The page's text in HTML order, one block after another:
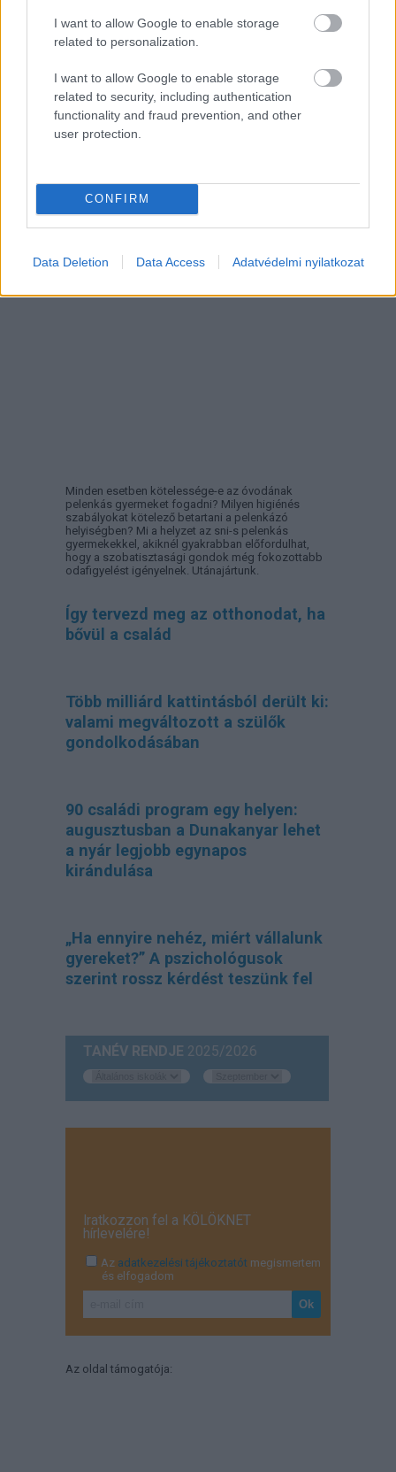
I want to allow Google to enable storage
related to personalization.
I want to allow Google to enable storage
related to security, including authentication
functionality and fraud prevention, and other
user protection.
CONFIRM
Data Deletion Data Access Adatvédelmi nyilatkozat
A szülők sokfélék, de abban legtöbben
egyetértenek: nem szeretnék, ha a tanár kiabálna
pedagógusnak egyszerre több, mint húsz
gyermeket kell fegyelmeznie, segítség és korszerű
módszertani eszköztár nélkül könnyen
eszköztelennek érezheti magát, ennek pedig
gyakran a kiabálás a következménye.
Erre (is) kínál megoldást a
Szignum Iskolavezetésével.
óvodának biztosítania kell a
Minden esetben kötelessége-e az óvodának
pelenkás gyermeket fogadni? Milyen higiénés
szabályokat kötelező betartani a pelenkázó
helyiségben? Mi a helyzet az sni-s pelenkás
gyermekekkel, akiknél gyakrabban előfordulhat,
hogy a szobatisztasági gondok még fokozottabb
odafigyelést igényelnek. Utánajártunk.
Így tervezd meg az otthonodat, ha
bővül a család
Több milliárd kattintásból derült ki:
valami megváltozott a szülők
gondolkodásában
90 családi program egy helyen:
augusztusban a Dunakanyar lehet
a nyár legjobb egynapos
kirándulása
„Ha ennyire nehéz, miért vállalunk
gyereket?” A pszichológusok
szerint rossz kérdést teszünk fel
TANÉV RENDJE 2025/2026
Iratkozzon fel a KÖLÖKNET
hírlevelére!
Az adatkezelési tájékoztatót megismertem
és elfogadom
Az oldal támogatója: